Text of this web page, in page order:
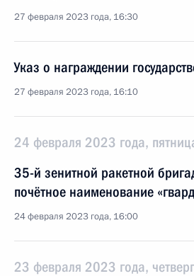
27 февраля 2023 года, 16:30
Указ о награждении
27 февраля 2023 года, 16:10
24 февраля 2023 года,
35-й зенитной ракетной
почётное наименование
24 февраля 2023 года, 16:00
23 февраля 2023 года, четверг